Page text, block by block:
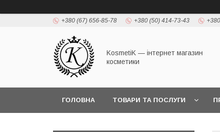
+380 (67) 656-85-78 +380 (50) 414-73-43
KosmetiK — інтернет магазин
косметики
ГОЛОВНА ТОВАРИ ТА ПОСЛУГИ